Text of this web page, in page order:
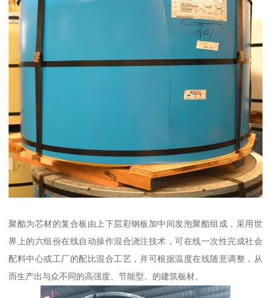
聚酯为芯材的复合板由上下层彩钢板加中间发泡聚酯组成，采用世
界上的六组份在线自动操作混合浇注技术，可在线一次性完成社会
配料中心或工厂的配比混合工艺，并可根据温度在线随意调整，从
而生产出与众不同的高强度、节能型、的建筑板材。